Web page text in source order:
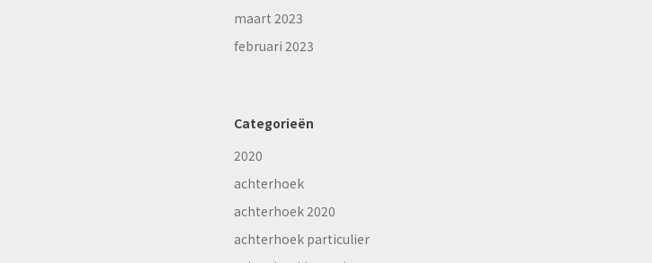
maart 2023
februari 2023
Categorieën
2020
achterhoek
achterhoek 2020
achterhoek particulier